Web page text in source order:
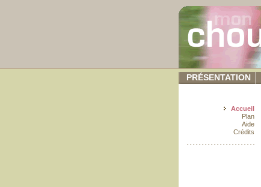
PRÉSENTATION
Accueil
Plan
Aide
Crédits